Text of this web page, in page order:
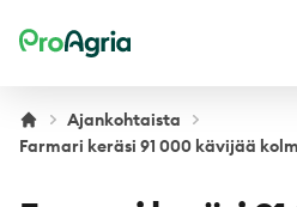
ProAgria
Ajankohtaista
Farmari keräsi 91 000 kävijää